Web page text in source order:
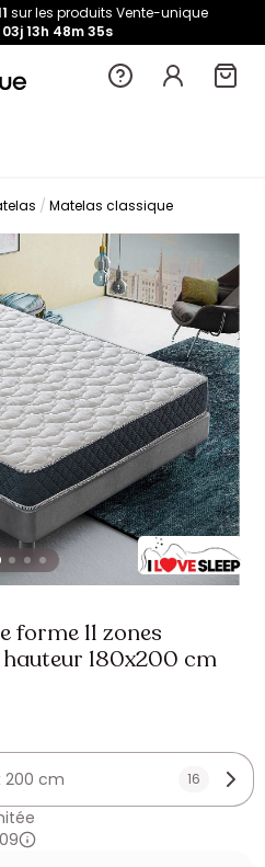
sur les produits Vente-unique
03j13h 48m35s
Matelas classique
forme 11 zones
hauteur 180x200 cm
200 cm 16